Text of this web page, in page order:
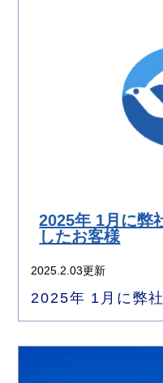
2025年 1月に弊
したお客様
2025.2.03更新
2025年 1月に弊